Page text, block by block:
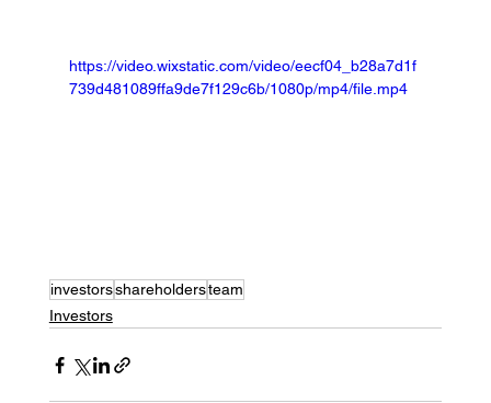
https://video.wixstatic.com/video/eecf04_b28a7d1f
739d481089ffa9de7f129c6b/1080p/mp4/file.mp4
investorsshareholdersteam
Investors